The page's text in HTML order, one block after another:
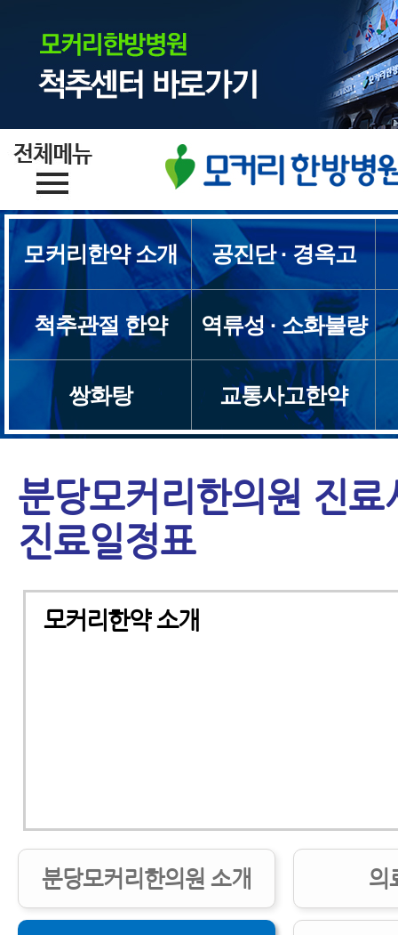
모커리한약 소개 공진단 · 경옥고
척추관절 한약 역류성 · 소화불량
쌍화탕 교통사고한약
분당모커리한의원 진
진료일정표
모커리한약 소개
분당모커리한의원 소개 의